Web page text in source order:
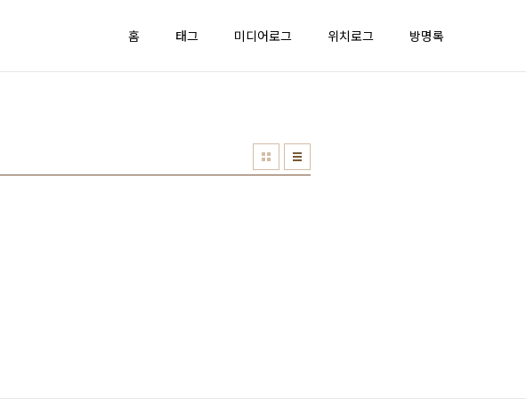
홈 태그 미디어로그 위치로그 방명록